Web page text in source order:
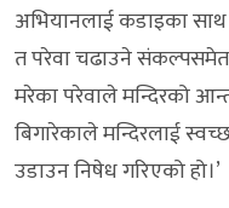
अभियानलाई कडाइका
त परेवा चढाउने संकल्पसमेत
मरेका परेवाले मन्दिरको
बिगारेकाले मन्दिरलाई
उडाउन निषेध गरिएको हो।’